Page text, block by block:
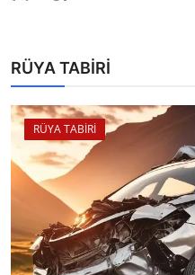
RÜYA TABİRİ
RÜYA TABİRİ